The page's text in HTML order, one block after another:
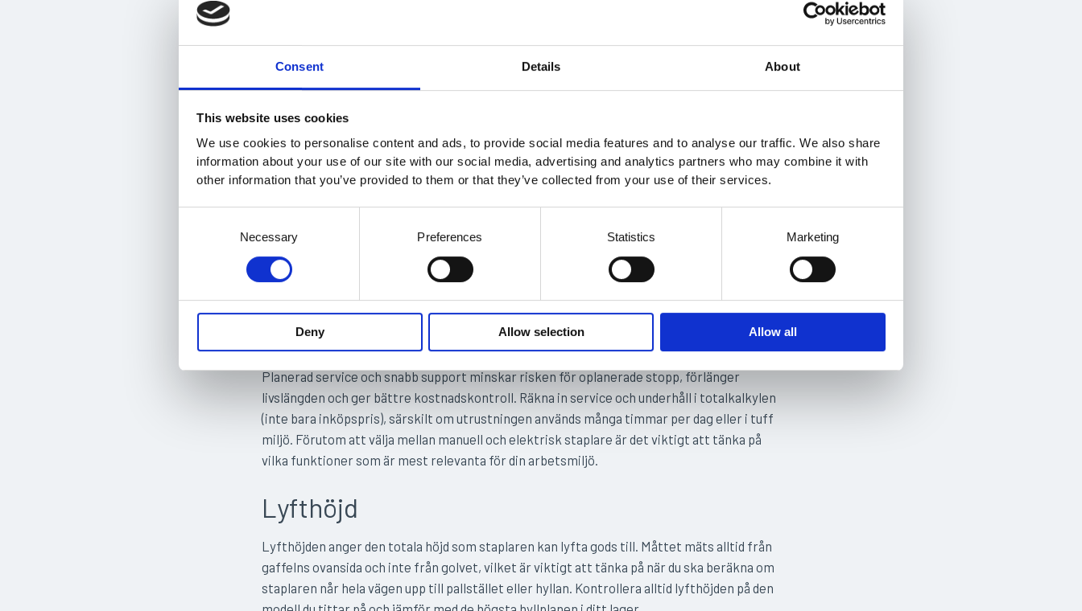
Consent Details About
This website uses cookies
We use cookies to personalise content and ads, to provide social media features and to analyse our traffic. We also share
information about your use of our site with our social media, advertising and analytics partners who may combine it with
other information that you’ve provided to them or that they’ve collected from your use of their services.
e
Necessary Preferences Statistics Marketing
Deny Allow selection Allow all
betydligt mer effektiv och ergonomisk, särskilt när stora volymer gods ska hanteras.
Tack vare sina kompakta mått och kraftfulla lyftförmåga är de ett passande alternativ i
trånga lager där logistikflödet ställer höga krav på både effektivitet och säkerhet. Gående
elektriska staplare kräver inget truckkort, men åkbara modeller gör det.
Fördelar: Smidig manövrering även i trånga gångar, minimal fysisk belastning för
användaren, perfekt för höga pallställ.
Nackdelar
: Högre inköpskostnad och kräver regelbundet underhåll.
Att tänka på inför köp:
För att säkra driften över tid är det klokt att redan vid köp överväga ettserviceavtal.
Planerad service och snabb support minskar risken för oplanerade stopp, förlänger
livslängden och ger bättre kostnadskontroll. Räkna in service och underhåll i totalkalkylen
(inte bara inköpspris), särskilt om utrustningen används många timmar per dag eller i tuff
miljö. Förutom att välja mellan manuell och elektrisk staplare är det viktigt att tänka på
vilka funktioner som är mest relevanta för din arbetsmiljö.
Lyfthöjd
Lyfthöjden anger den totala höjd som staplaren kan lyfta gods till. Måttet mäts alltid från
gaffelns ovansida och inte från golvet, vilket är viktigt att tänka på när du ska beräkna om
staplaren når hela vägen upp till pallstället eller hyllan. Kontrollera alltid lyfthöjden på den